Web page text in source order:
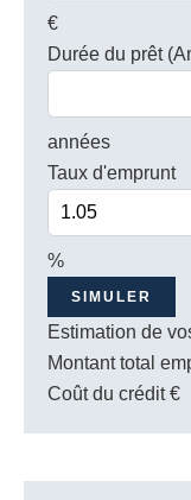
€
Durée du prêt
années
Taux d'emprunt
%
SIMULER
Estimation de
Montant total
Coût du crédit€